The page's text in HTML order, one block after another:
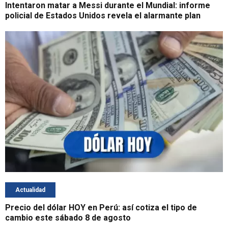
Intentaron matar a Messi durante el Mundial: informe
policial de Estados Unidos revela el alarmante plan
Actualidad
Precio del dólar HOY en Perú: así cotiza el tipo de
cambio este sábado 8 de agosto